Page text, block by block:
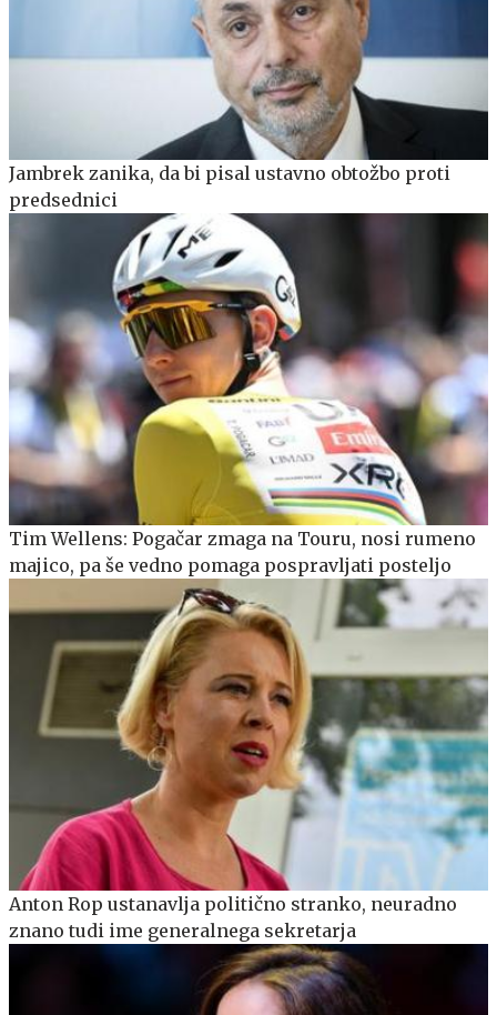
Jambrek zanika, da bi pisal ustavno obtožbo proti
predsednici
Tim Wellens: Pogačar zmaga na Touru, nosi rumeno
majico, pa še vedno pomaga pospravljati posteljo
Anton Rop ustanavlja politično stranko, neuradno
znano tudi ime generalnega sekretarja